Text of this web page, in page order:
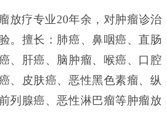
放疗专业20年余，对肿瘤诊治
。擅长：肺癌、鼻咽癌、直肠
、肝癌、脑肿瘤、喉癌、口腔
、皮肤癌、恶性黑色素瘤、纵
列腺癌、恶性淋巴瘤等肿瘤放